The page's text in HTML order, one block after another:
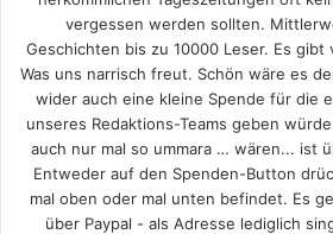
vergessen werden sollten.
Geschichten bis zu 10000 Leser. Es gibt
Was uns narrisch freut. Schön wäre es
wider auch eine kleine Spende für die
unseres Redaktions-Teams geben
auch nur mal so ummara … wären... ist
Entweder auf den Spenden-Button
mal oben oder mal unten befindet. Es
über Paypal - als Adresse lediglich